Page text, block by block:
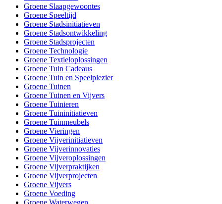
Groene Slaapgewoontes
Groene Speeltijd
Groene Stadsinitiatieven
Groene Stadsontwikkeling
Groene Stadsprojecten
Groene Technologie
Groene Textieloplossingen
Groene Tuin Cadeaus
Groene Tuin en Speelplezier
Groene Tuinen
Groene Tuinen en Vijvers
Groene Tuinieren
Groene Tuininitiatieven
Groene Tuinmeubels
Groene Vieringen
Groene Vijverinitiatieven
Groene Vijverinnovaties
Groene Vijveroplossingen
Groene Vijverpraktijken
Groene Vijverprojecten
Groene Vijvers
Groene Voeding
Groene Waterwegen